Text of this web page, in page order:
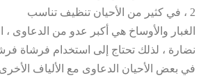
2 ، في كثير من الأحيان تنظيف تناسب
الغبار والأوساخ هي أكبر عدو من الدعاوى
نضارة ، لذلك تحتاج إلى استخدام فرشاة
في بعض الأحيان الدعاوى مع الألياف